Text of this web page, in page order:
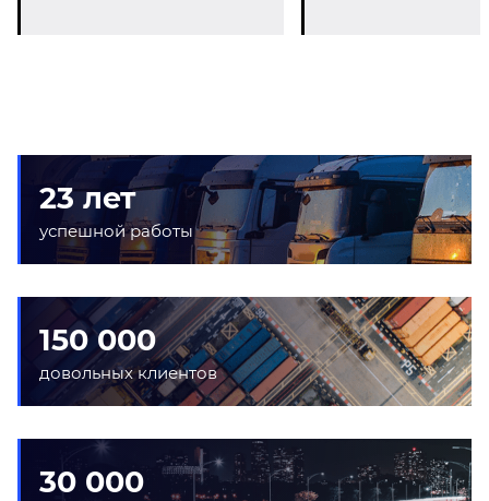
23 лет
успешной работы
150 000
довольных клиентов
30 000